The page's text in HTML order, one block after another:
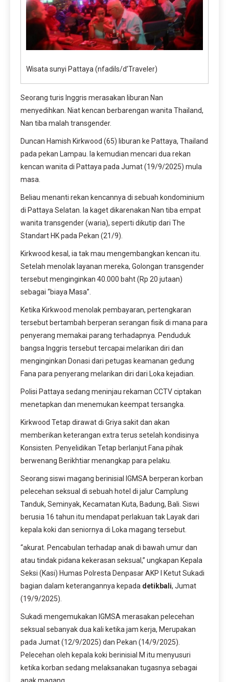
Wisata sunyi Pattaya (nfadils/d’Traveler)
Seorang turis Inggris merasakan liburan Nan
menyedihkan. Niat kencan berbarengan wanita Thailand,
Nan tiba malah transgender.
Duncan Hamish Kirkwood (65) liburan ke Pattaya, Thailand
pada pekan Lampau. Ia kemudian mencari dua rekan
kencan wanita di Pattaya pada Jumat (19/9/2025) mula
masa.
Beliau menanti rekan kencannya di sebuah kondominium
di Pattaya Selatan. Ia kaget dikarenakan Nan tiba empat
wanita transgender (waria), seperti dikutip dari The
Standart HK pada Pekan (21/9).
Kirkwood kesal, ia tak mau mengembangkan kencan itu.
Setelah menolak layanan mereka, Golongan transgender
tersebut menginginkan 40.000 baht (Rp 20 jutaan)
sebagai “biaya Masa”.
Ketika Kirkwood menolak pembayaran, pertengkaran
tersebut bertambah berperan serangan fisik di mana para
penyerang memakai parang terhadapnya. Penduduk
bangsa Inggris tersebut tercapai melarikan diri dan
menginginkan Donasi dari petugas keamanan gedung
Fana para penyerang melarikan diri dari Loka kejadian.
Polisi Pattaya sedang meninjau rekaman CCTV ciptakan
menetapkan dan menemukan keempat tersangka.
Kirkwood Tetap dirawat di Griya sakit dan akan
memberikan keterangan extra terus setelah kondisinya
Konsisten. Penyelidikan Tetap berlanjut Fana pihak
berwenang Berikhtiar menangkap para pelaku.
Seorang siswi magang berinisial IGMSA berperan korban
pelecehan seksual di sebuah hotel di jalur Camplung
Tanduk, Seminyak, Kecamatan Kuta, Badung, Bali. Siswi
berusia 16 tahun itu mendapat perlakuan tak Layak dari
kepala koki dan seniornya di Loka magang tersebut.
“akurat. Pencabulan terhadap anak di bawah umur dan
atau tindak pidana kekerasan seksual,” ungkapan Kepala
Seksi (Kasi) Humas Polresta Denpasar AKP I Ketut Sukadi
bagian dalam keterangannya kepada detikbali, Jumat
(19/9/2025).
Sukadi mengemukakan IGMSA merasakan pelecehan
seksual sebanyak dua kali ketika jam kerja, Merupakan
pada Jumat (12/9/2025) dan Pekan (14/9/2025).
Pelecehan oleh kepala koki berinisial M itu menyusuri
ketika korban sedang melaksanakan tugasnya sebagai